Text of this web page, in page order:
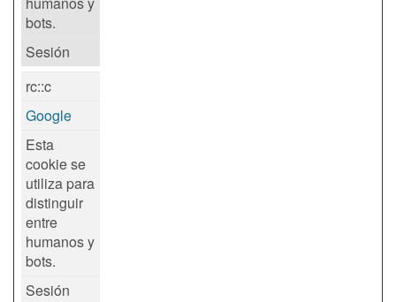
bots.
Sesión
rc::c
Google
Esta
cookie se
utiliza para
distinguir
entre
humanos y
bots.
Sesión